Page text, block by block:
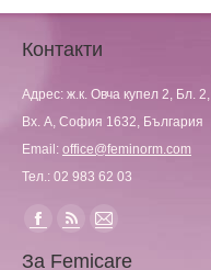
Контакти
Адрес: ж.к. Овча купел 2, Бл. 2,
Вх. А, София 1632, България
Email: office@feminorm.com
Тел.: 02 983 62 03
Find us on:
Facebook
page
Rss
page
Mail
page
За Femicare